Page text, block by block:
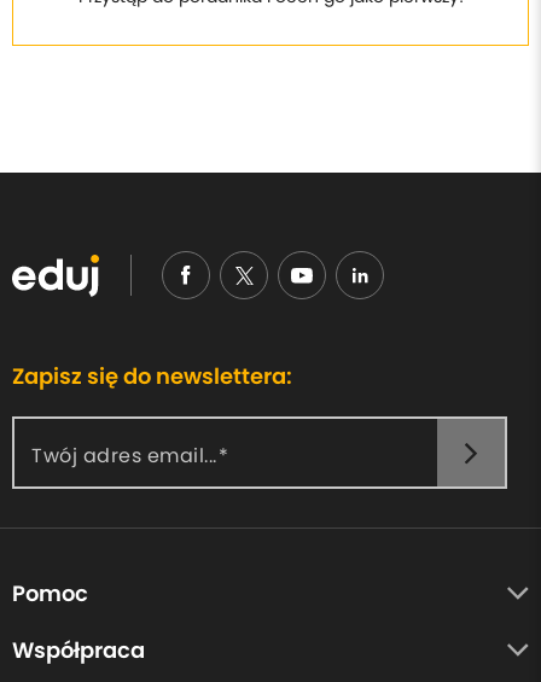
Zapisz się do newslettera:
Twój adres email...
Pomoc
O nas
Współpraca